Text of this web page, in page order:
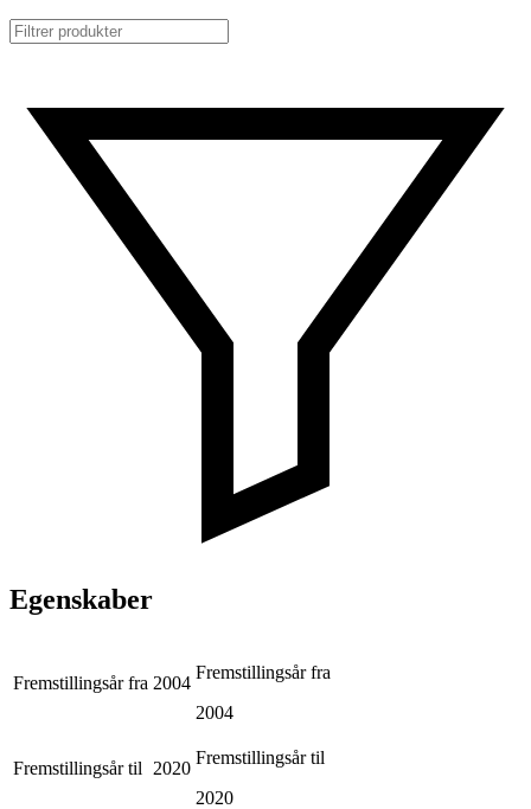
Egenskaber
Fremstillingsår fra 2004
Fremstillingsår fra
2004
Fremstillingsår til 2020
Fremstillingsår til
2020